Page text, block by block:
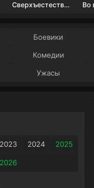
Сверхъестественное
Боевики
Комедии
Ужасы
2023 2024
2025
2026